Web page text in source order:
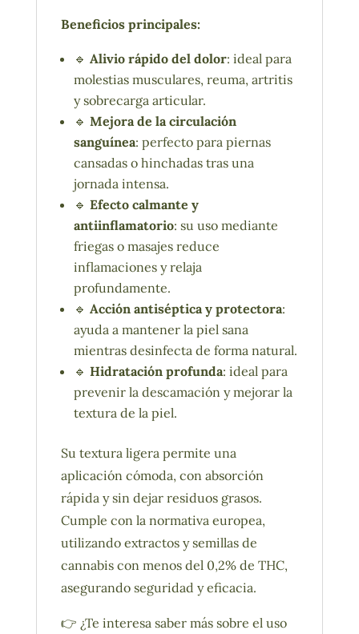
Beneficios principales:
🔹 Alivio rápido del dolor: ideal para
molestias musculares, reuma, artritis
y sobrecarga articular.
🔹 Mejora de la circulación
sanguínea: perfecto para piernas
cansadas o hinchadas tras una
jornada intensa.
🔹 Efecto calmante y
antiinflamatorio: su uso mediante
friegas o masajes reduce
inflamaciones y relaja
profundamente.
🔹 Acción antiséptica y protectora:
ayuda a mantener la piel sana
mientras desinfecta de forma natural.
🔹 Hidratación profunda: ideal para
prevenir la descamación y mejorar la
textura de la piel.
Su textura ligera permite una
aplicación cómoda, con absorción
rápida y sin dejar residuos grasos.
Cumple con la normativa europea,
utilizando extractos y semillas de
cannabis con menos del 0,2% de THC,
asegurando seguridad y eficacia.
👉 ¿Te interesa saber más sobre el uso